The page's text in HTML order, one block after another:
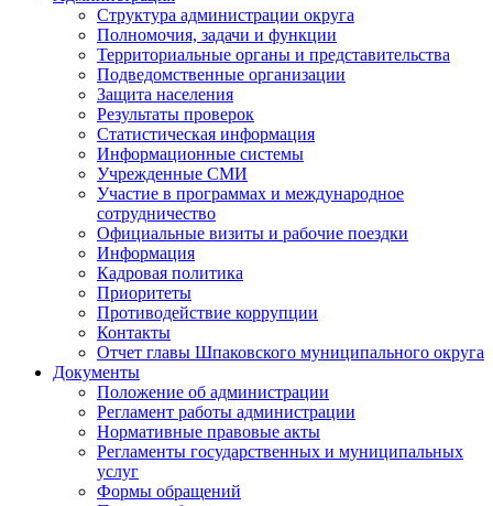
Структура администрации округа
Полномочия, задачи и функции
Территориальные органы и представительства
Подведомственные организации
Защита населения
Результаты проверок
Статистическая информация
Информационные системы
Учрежденные СМИ
Участие в программах и международное
сотрудничество
Официальные визиты и рабочие поездки
Информация
Кадровая политика
Приоритеты
Противодействие коррупции
Контакты
Отчет главы Шпаковского муниципального округа
Документы
Положение об администрации
Регламент работы администрации
Нормативные правовые акты
Регламенты государственных и муниципальных
услуг
Формы обращений